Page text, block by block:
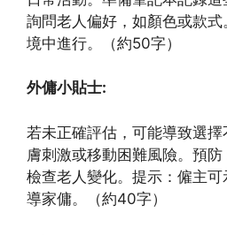
詢問老人偏好，如顏色或款
境中進行。（約50字）
外傭小貼士:
若未正確評估，可能導致選
膚刺激或移動困難風險。預
檢查老人變化。提示：僱主
導家傭。（約40字）